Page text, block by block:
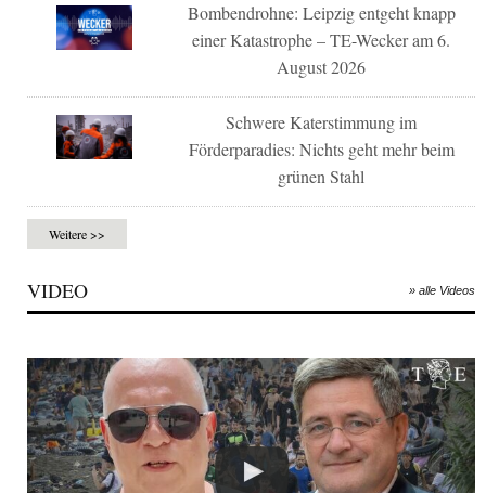
Bombendrohne: Leipzig entgeht knapp
einer Katastrophe – TE-Wecker am 6.
August 2026
Schwere Katerstimmung im
Förderparadies: Nichts geht mehr beim
grünen Stahl
Weitere >>
VIDEO » alle Videos